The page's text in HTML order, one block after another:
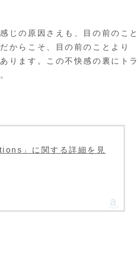
じの原因さえも、目の前のこと
からこそ、目の前のことより
ります。この不快感の裏にトラ
」に関する詳細を見